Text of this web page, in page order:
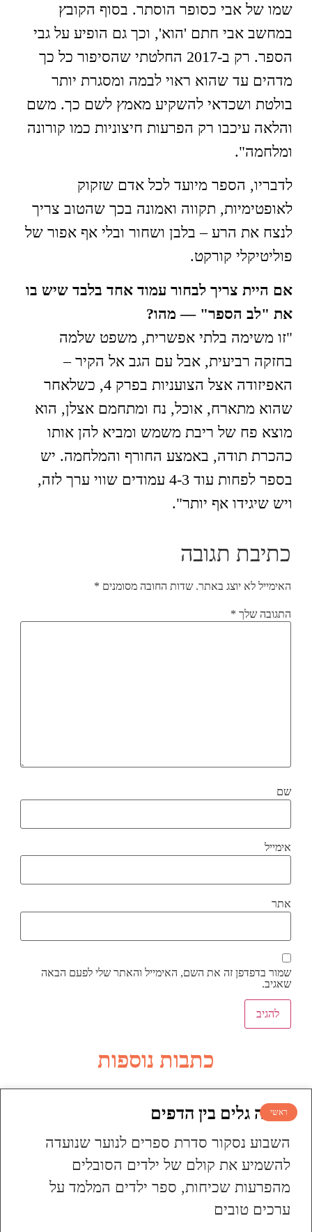
שמו של אבי כסופר הוסתר. בסוף הקובץ
במחשב אבי חתם 'הוא', וכך גם הופיע על גבי
הספר. רק ב-2017 החלטתי שהסיפור כל כך
מדהים עד שהוא ראוי לבמה ומסגרת יותר
בולטת ושכדאי להשקיע מאמץ לשם כך. משם
והלאה עיכבו רק הפרעות חיצוניות כמו קורונה
ומלחמה".
לדבריו, הספר מיועד לכל אדם שזקוק
לאופטימיות, תקווה ואמונה בכך שהטוב צריך
לנצח את הרע – בלבן ושחור ובלי אף אפור של
פוליטיקלי קורקט.
אם היית צריך לבחור עמוד אחד בלבד שיש בו
את "לב הספר" — מהו?
"זו משימה בלתי אפשרית, משפט שלמה
בחזקה רביעית, אבל עם הגב אל הקיר –
האפיזודה אצל הצועניות בפרק 4, כשלאחר
שהוא מתארח, אוכל, נח ומתחמם אצלן, הוא
מוצא פח של ריבת משמש ומביא להן אותו
כהכרת תודה, באמצע החורף והמלחמה. יש
בספר לפחות עוד 4-3 עמודים שווי ערך לזה,
ויש שיגידו אף יותר".
כתיבת תגובה
האימייל לא יוצג באתר. שדות החובה מסומנים *
התגובה שלך *
שם
אימייל
אתר
שמור בדפדפן זה את השם, האימייל והאתר שלי לפעם הבאה
שאגיב.
כתבות נוספות
ראשי
עושה גלים בין הדפים
השבוע נסקור סדרת ספרים לנוער שנועדה
להשמיע את קולם של ילדים הסובלים
מהפרעות שכיחות, ספר ילדים המלמד על
ערכים טובים